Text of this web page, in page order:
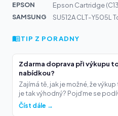
EPSON
Epson Cartridge
SAMSUNG
TIP Z PORADNY
Zdarma doprava při výkupu
nabídkou?
Zajímá tě, jak je možné, že
je tak výhodný? Pojďme se
Číst dále →